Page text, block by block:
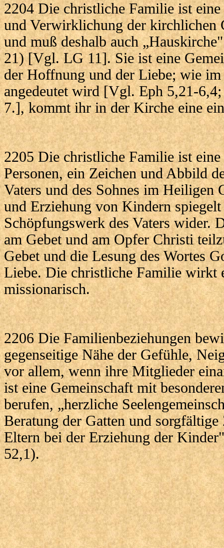
2204 Die christliche Familie ist
und Verwirklichung der kirchlichen
und muß deshalb auch
21) [Vgl. LG 11]. Sie ist eine
der Hoffnung und der Liebe; wie im
angedeutet wird [Vgl. Eph 5,21-
7.], kommt ihr in der Kirche eine
2205 Die christliche Familie ist
Personen, ein Zeichen und Abbild
Vaters und des Sohnes im Heiligen
und Erziehung von Kindern spiegelt
Schöpfungswerk des Vaters wider.
am Gebet und am Opfer Christi
Gebet und die Lesung des Wortes
Liebe. Die christliche Familie wirkt
missionarisch.
2206 Die Familienbeziehungen
gegenseitige Nähe der Gefühle,
vor allem, wenn ihre Mitglieder
ist eine Gemeinschaft mit
berufen, „herzliche
Beratung der Gatten und sorgfältige
Eltern bei der Erziehung der
52,1).